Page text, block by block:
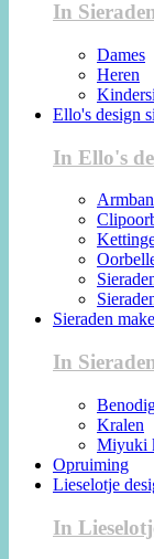
In
Dames
Heren
Ello's design
In Ello's
Sieraden
In
Kralen
Miyuki
Opruiming
Lieselotje
In